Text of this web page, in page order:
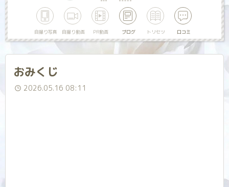
自撮り写真 自撮り動画 PR動画 ブログ トリセツ 口コミ
おみくじ
2026.05.16 08:11